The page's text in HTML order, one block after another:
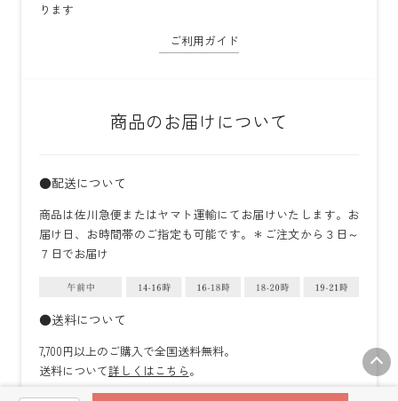
ります
ご利用ガイド
商品のお届けについて
●配送について
商品は佐川急便またはヤマト運輸にてお届けいたします。お
届け日、お時間帯のご指定も可能です。＊ご注文から３日～
７日でお届け
●送料について
7,700円以上のご購入で全国送料無料。
送料について詳しくはこちら。